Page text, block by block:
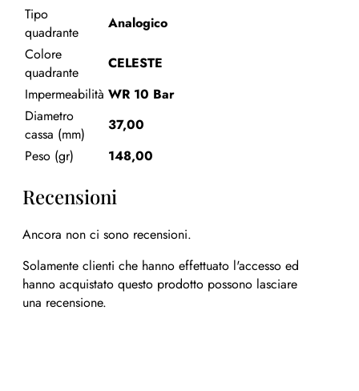
Tipo
quadrante
Analogico
Colore
quadrante
CELESTE
Impermeabilità WR 10 Bar
Diametro
cassa (mm)
37,00
Peso (gr)
148,00
Recensioni
Ancora non ci sono recensioni.
Solamente clienti che hanno effettuato l'accesso ed
hanno acquistato questo prodotto possono lasciare
una recensione.